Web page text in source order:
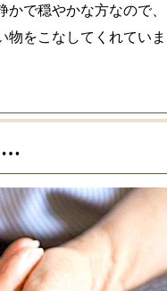
で穏やかな方なので、
物をこなしてくれていま